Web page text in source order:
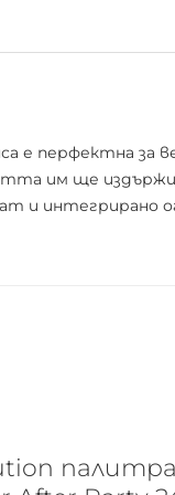
е перфектна за
им ще
и интегрирано